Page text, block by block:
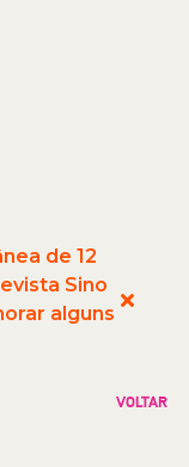
de 12
Sino
alguns
VOLTAR